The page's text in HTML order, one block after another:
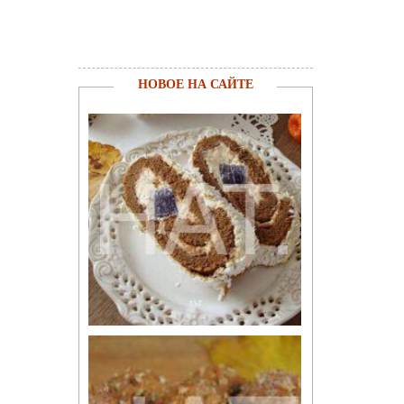
НОВОЕ НА САЙТЕ